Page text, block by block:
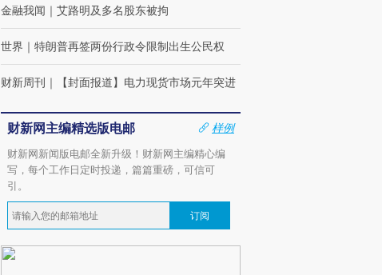
金融我闻 ｜ 艾路明及多名股东被拘
世界 ｜ 特朗普再签两份行政令限制出生公民权
财新周刊 ｜ 【封面报道】电力现货市场元年突进
财新网主编精选版电邮
样例
财新网新闻版电邮全新升级！财新网主编精心编
写，每个工作日定时投递，篇篇重磅，可信可
引。
订阅